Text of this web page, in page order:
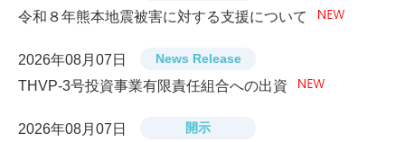
令和８年熊本地震被害に対する支援について
2026年08月07日 News Release
THVP-3号投資事業有限責任組合への出資
2026年08月07日 開示